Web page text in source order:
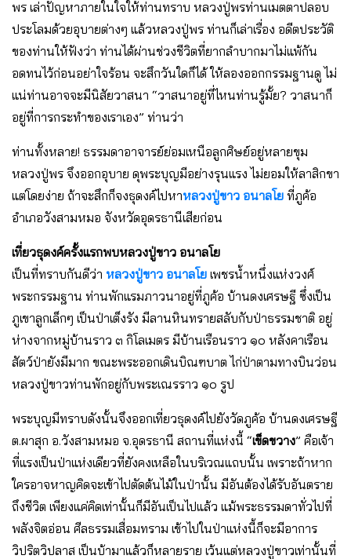
พร เล่าปัญหาภายในใจให้ท่านทราบ หลวงปู่พรท่านเมตตาปลอบ
ประโลมด้วยอุบายต่างๆ แล้วหลวงปู่พร ท่านก็เล่าเรื่อง อดีตประวัติ
ของท่านให้ฟังว่า ท่านได้ผ่านช่วงชีวิตที่ยากลําบากมาไม่แพ้กัน
อดทนไว้ก่อนอย่าใจร้อน จะสึกวันใดก็ได้ ให้ลองออกกรรมฐานดู ไม่
แน่ท่านอาจจะมีนิสัยวาสนา “วาสนาอยู่ที่ไหนท่านรู้มั้ย? วาสนาก็
อยู่ที่การกระทําของเราเอง” ท่านว่า
ท่านทั้งหลาย! ธรรมดาอาจารย์ย่อมเหนือลูกศิษย์อยู่หลายขุม
หลวงปู่พร จึงออกอุบาย ดุพระบุญมีอย่างรุนแรง ไม่ยอมให้ลาสิกขา
แต่โดยง่าย ถ้าจะสึกก็จงธุดงค์ไปหาหลวงปู่ขาว อนาลโย ที่ภูค้อ
อําเภอวังสามหมอ จังหวัดอุดรธานีเสียก่อน
เที่ยวธุดงค์ครั้งแรกพบหลวงปู่ขาว อนาลโย
เป็นที่ทราบกันดีว่า หลวงปู่ขาว อนาลโย เพชรน้ําหนึ่งแห่งวงศ์
พระกรรมฐาน ท่านพักแรมภาวนาอยู่ที่ภูค้อ บ้านดงเศรษฐี ซึ่งเป็น
ภูเขาลูกเล็กๆ เป็นป่าเต็งรัง มีลานหินทรายสลับกับป่าธรรมชาติ อยู่
ห่างจากหมู่บ้านราว ๓ กิโลเมตร มีบ้านเรือนราว ๑๐ หลังคาเรือน
สัตว์ป่ายังมีมาก ขณะพระออกเดินบิณฑบาต ไก่ป่าตามทางบินว่อน
หลวงปู่ขาวท่านพักอยู่กับพระเณรราว ๑๐ รูป
พระบุญมีทราบดังนั้นจึงออกเที่ยวธุดงค์ไปยังวัดภูค้อ บ้านดงเศรษฐี
ต.ผาสุก อ.วังสามหมอ จ.อุดรธานี สถานที่แห่งนี้ “เข็ดขวาง” คือเจ้า
ที่แรงเป็นป่าแห่งเดียวที่ยังคงเหลือในบริเวณแถบนั้น เพราะถ้าหาก
ใครอาจหาญคิดจะเข้าไปตัดต้นไม้ในป่านั้น มีอันต้องได้รับอันตราย
ถึงชีวิต เพียงแค่คิดเท่านั้นก็มีอันเป็นไปแล้ว แม้พระธรรมดาทั่วไปที่
พลังจิตอ่อน ศีลธรรมเสื่อมทราม เข้าไปในป่าแห่งนี้ก็จะมีอาการ
วิปริตวิปลาส เป็นบ้ามาแล้วก็หลายราย เว้นแต่หลวงปู่ขาวเท่านั้นที่